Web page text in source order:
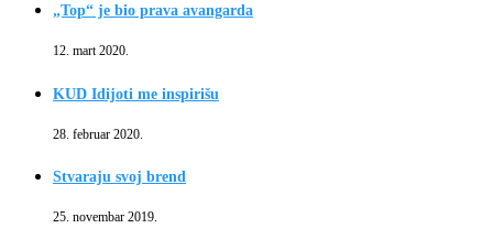
„Top“ je bio prava avangarda
12. mart 2020.
KUD Idijoti me inspirišu
28. februar 2020.
Stvaraju svoj brend
25. novembar 2019.